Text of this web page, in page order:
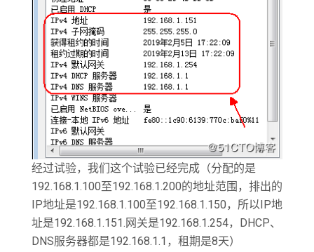
经过试验，我们这个试验已经完成（分配的是
192.168.1.100至192.168.1.200的地址范围，排出的
IP地址是192.168.1.100至192.168.1.150，所以IP地
址是192.168.1.151.网关是192.168.1.254，DHCP、
DNS服务器都是192.168.1.1，租期是8天）